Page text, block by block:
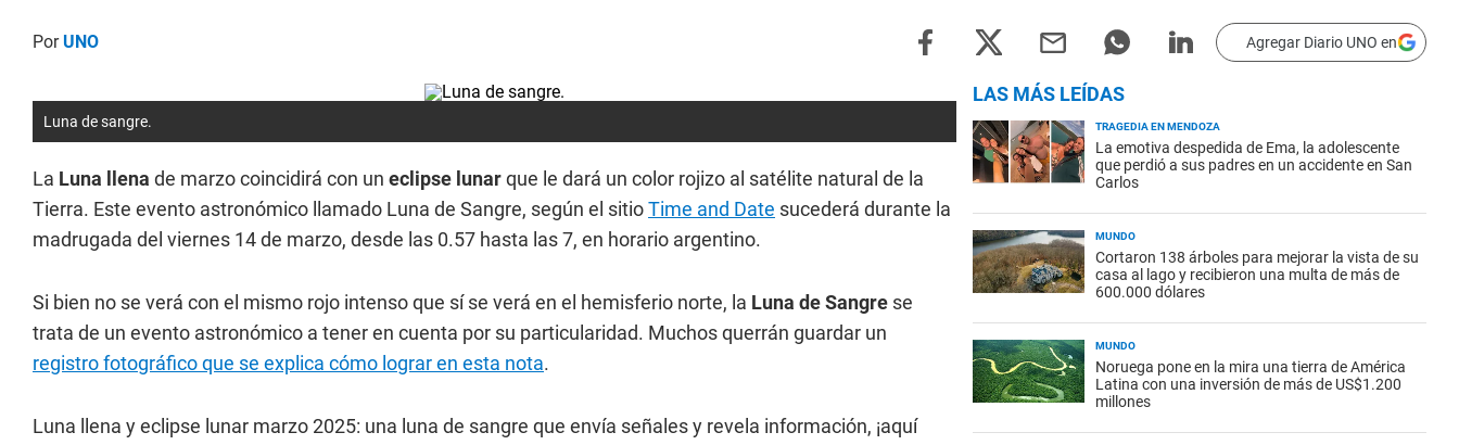
PorUNO Agregar Diario UNO en
Luna de sangre.
La Luna llena de marzo coincidirá con un eclipse lunarque le dará un color rojizo al satélite natural de la
Tierra. Este evento astronómico llamado Luna de Sangre, según el sitioTime and Date sucederá durante la
madrugada del viernes 14 de marzo, desde las 0.57 hasta las 7, en horario argentino.
Si bien no se verá con el mismo rojo intenso que sí se verá en el hemisferio norte, la Luna de Sangre se
trata de un evento astronómico a tener en cuenta por su particularidad. Muchos querrán guardar un
registro fotográfico que se explica cómo lograr en esta nota.
Luna llena y eclipse lunar marzo 2025: una luna de sangre que envía señales y revela información, ¡aquí
LAS MÁS LEÍDAS
TRAGEDIA EN MENDOZA
La emotiva despedida de Ema, la adolescente
que perdió a sus padres en un accidente en San
Carlos
MUNDO
Cortaron 138 árboles para mejorar la vista de su
casa al lago y recibieron una multa de más de
600.000 dólares
MUNDO
Noruega pone en la mira una tierra de América
Latina con una inversión de más de US$1.200
millones